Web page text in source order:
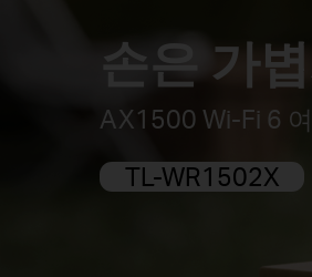
손은 가
AX1500 Wi-Fi 6
TL-WR1502X